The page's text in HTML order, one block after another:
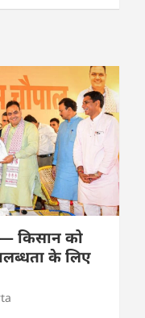
किसान को
के लिए